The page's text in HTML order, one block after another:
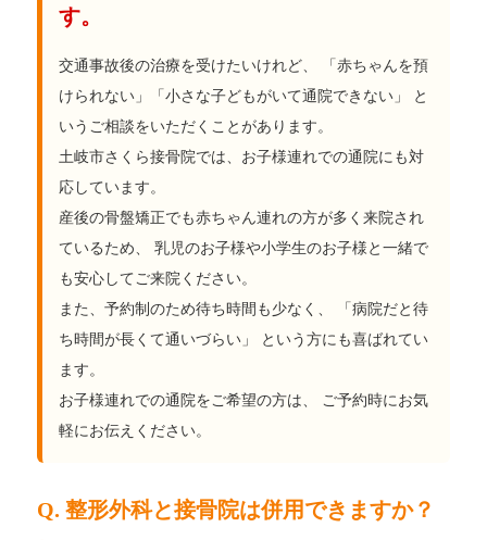
す。
交通事故後の治療を受けたいけれど、 「赤ちゃんを預
けられない」「小さな子どもがいて通院できない」 と
いうご相談をいただくことがあります。
土岐市さくら接骨院では、お子様連れでの通院にも対
応しています。
産後の骨盤矯正でも赤ちゃん連れの方が多く来院され
ているため、 乳児のお子様や小学生のお子様と一緒で
も安心してご来院ください。
また、予約制のため待ち時間も少なく、 「病院だと待
ち時間が長くて通いづらい」 という方にも喜ばれてい
ます。
お子様連れでの通院をご希望の方は、 ご予約時にお気
軽にお伝えください。
Q. 整形外科と接骨院は併用できますか？